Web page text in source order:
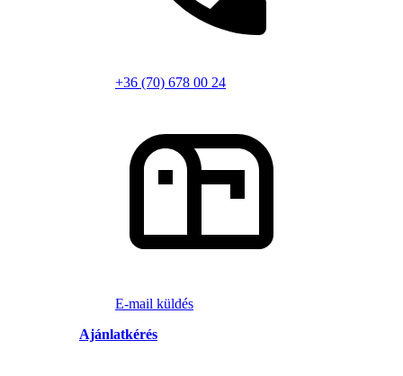
+36 (70) 678 00 24
E-mail küldés
Ajánlatkérés